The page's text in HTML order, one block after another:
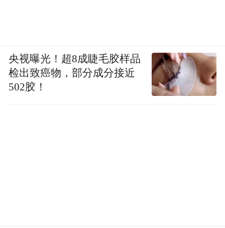
央视曝光！超8成睫毛胶样品
检出致癌物，部分成分接近
502胶！